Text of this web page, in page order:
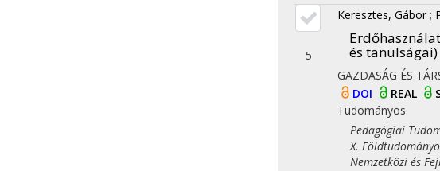
5
Keresztes, Gábor ;
és tanulságai)
GAZDASÁG ÉS
DOI
REAL
Tudományos
Pedagógiai
X.
Nemzetközi és